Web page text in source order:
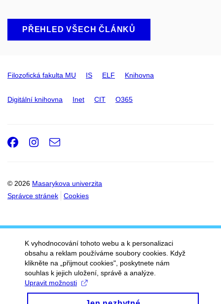
PŘEHLED VŠECH ČLÁNKŮ
Filozofická fakulta MU IS ELF Knihovna
Digitální knihovna Inet CIT O365
© 2026 Masarykova univerzita
Správce stránek
Cookies
Facebook
Instagram
e-
K vyhodnocování tohoto webu a k personalizaci
obsahu a reklam používáme soubory cookies. Když
klikněte na „přijmout cookies", poskytnete nám
souhlas k jejich uložení, správě a analýze.
Upravit možnosti